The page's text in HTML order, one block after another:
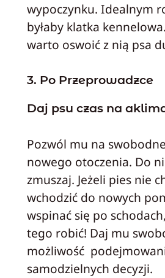
wypoczynku. Idealnym
byłaby klatka
warto oswoić z nią psa
3. Po Przeprowadzce
Daj psu czas na
Pozwól mu na
nowego otoczenia. Do
zmuszaj. Jeżeli pies nie
wchodzić do nowych
wspinać się po
tego robić! Daj mu
możliwość
samodzielnych decyzji.